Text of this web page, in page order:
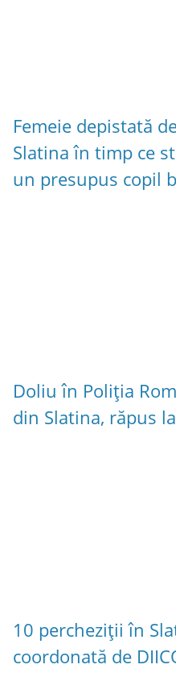
Femeie depistată
Slatina în timp ce
un presupus copil
Doliu în Poliția
din Slatina, răpus
10 percheziții în
coordonată de